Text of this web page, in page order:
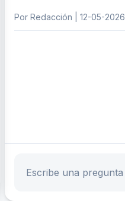
Por Redacción | 12-05-2026
Escribe tu pregunta